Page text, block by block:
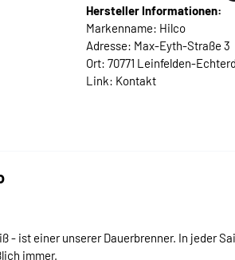
Hersteller Informationen:
Markenname: Hilco
Adresse: Max-Eyth-Straße 3
Ort: 70771 Leinfelden-
Link: Kontakt
- ist einer unserer Dauerbrenner. In jeder
immer.